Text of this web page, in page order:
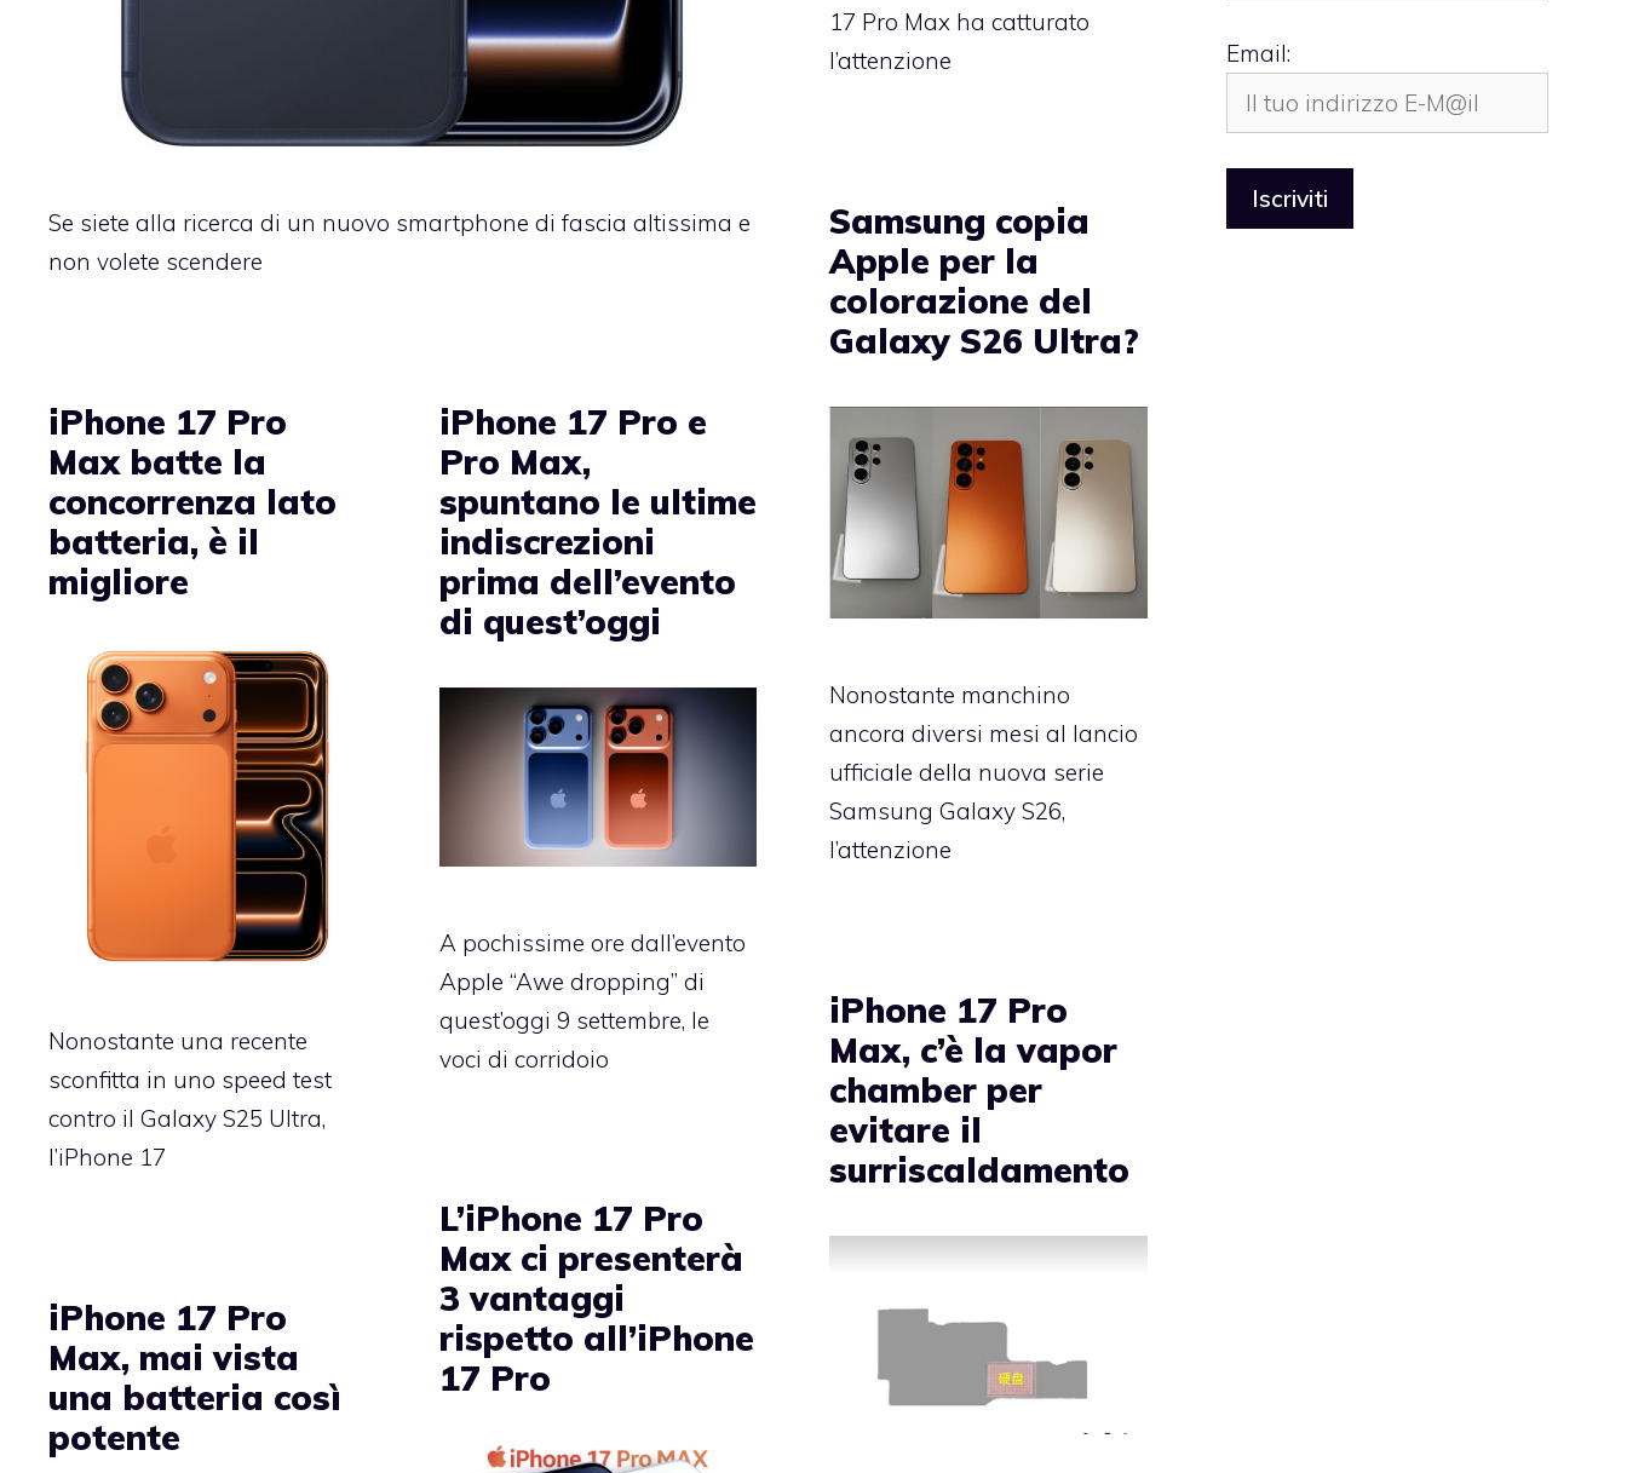
Se siete alla ricerca di un nuovo smartphone di fascia altissima e
non volete scendere
17 Pro Max ha catturato
l’attenzione
Samsung copia
Apple per la
colorazione del
Galaxy S26 Ultra?
Nonostante manchino
ancora diversi mesi al lancio
ufficiale della nuova serie
Samsung Galaxy S26,
l’attenzione
iPhone 17 Pro
Max batte la
concorrenza lato
batteria, è il
migliore
Nonostante una recente
sconfitta in uno speed test
contro il Galaxy S25 Ultra,
l’iPhone 17
iPhone 17 Pro e
Pro Max,
spuntano le ultime
indiscrezioni
prima dell’evento
di quest’oggi
A pochissime ore dall’evento
Apple “Awe dropping” di
quest’oggi 9 settembre, le
voci di corridoio
iPhone 17 Pro
Max, c’è la vapor
chamber per
evitare il
surriscaldamento
L’iPhone 17 Pro
Max ci presenterà
3 vantaggi
rispetto all’iPhone
17 Pro
iPhone 17 Pro
Max, mai vista
una batteria così
potente
Email: